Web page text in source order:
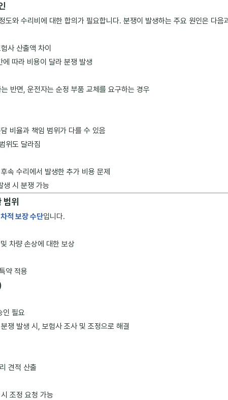
도와 수리비에 대한 합의가 필요합니다. 분쟁이 발생하는 주요 원인은 다음
사 산출액 차이
따라 비용이 달라 분쟁 발생
반면, 운전자는 순정 부품 교체를 요구하는 경우
비율과 책임 범위가 다를 수 있음
위도 달라짐
속 수리에서 발생한 추가 비용 문제
생 시 분쟁 가능
위
적 보장 수단입니다.
차량 손상에 대한 보상
약 적용
인 필요
쟁 발생 시, 보험사 조사 및 조정으로 해결
견적 산출
조정 요청 가능